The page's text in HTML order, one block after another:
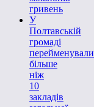
гривень
У
Полтавській
громаді
перейменували
більше
ніж
10
закладів